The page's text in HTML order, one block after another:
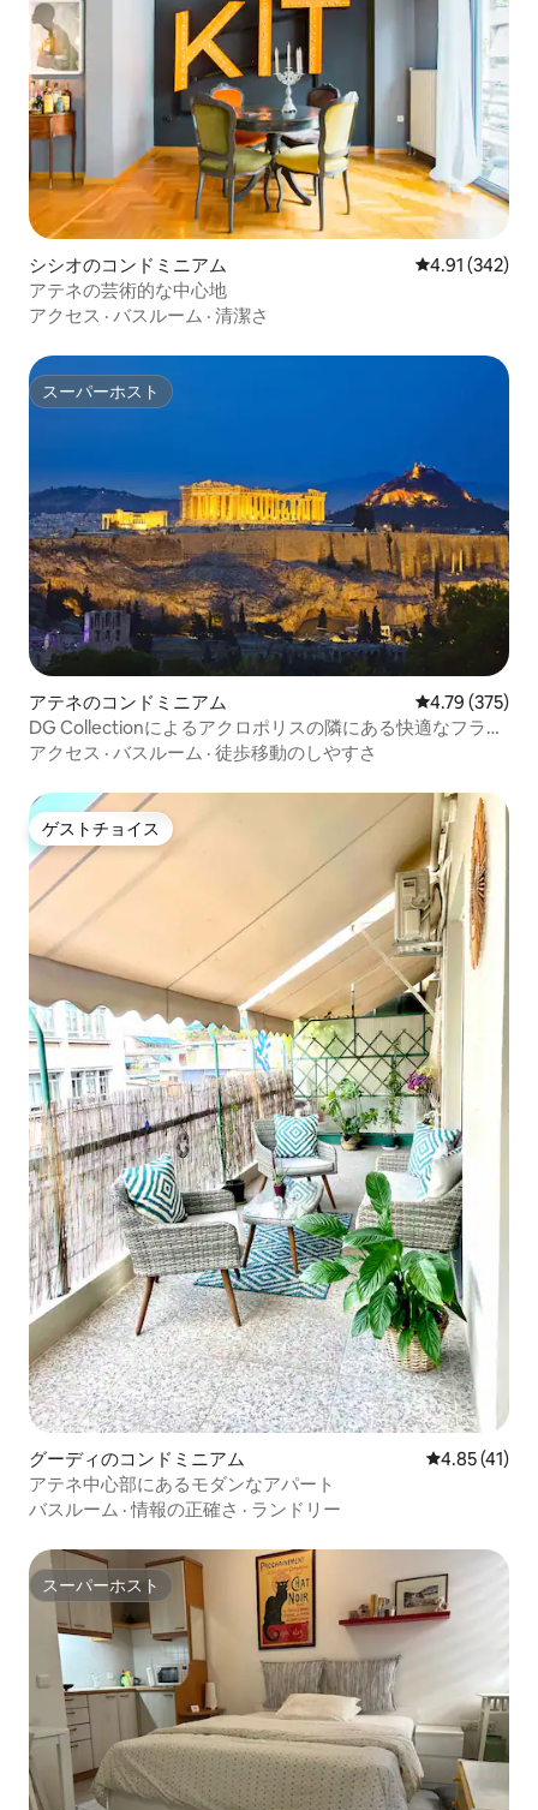
シシオのコンドミニアム レビュー342
4.91 (342)
アテネの芸術的な中心地
アクセス · バスルーム · 清潔さ
スーパーホスト
スーパーホスト
アテネのコンドミニアム レビュー375
4.79 (375)
DG Collectionによるアクロポリスの隣にある快適なフラッ
ト
アクセス · バスルーム · 徒歩移動のしやすさ
ゲストチョイス
ゲストチョイス
グーディのコンドミニアム レビュー41
4.85 (41)
アテネ中心部にあるモダンなアパート
バスルーム ·情報の正確さ · ランドリー
スーパーホスト
スーパーホスト